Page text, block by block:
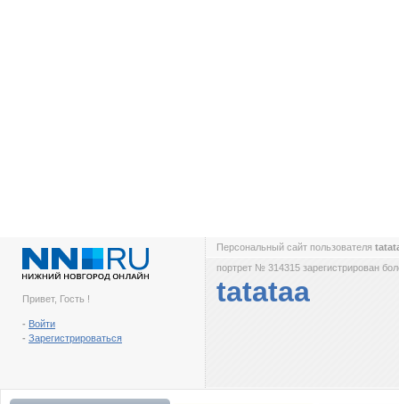
Привет, Гость !
- Войти
- Зарегистрироваться
Персональный сайт пользователя
портрет № 314315 зарегистрирован
tatataa